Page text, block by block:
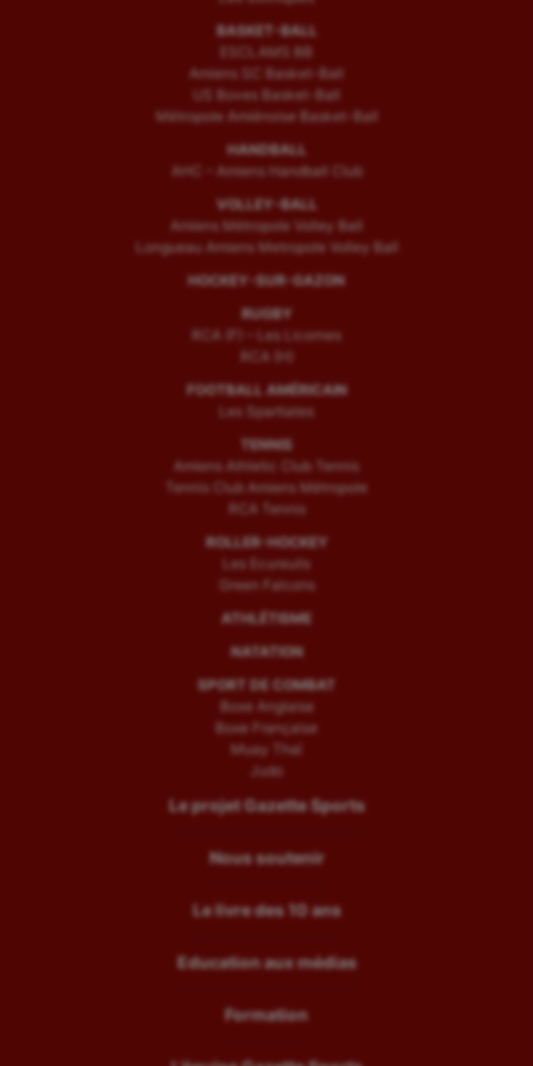
Ultimate frisbee
Wakeboard
Water-polo
BASKET-BALL
ESCLAMS BB
Amiens SC Basket-Ball
US Boves Basket-Ball
Métropole Amiénoise Basket-Ball
HANDBALL
AHC – Amiens Handball Club
VOLLEY-BALL
Amiens Métropole Volley Ball
Longueau Amiens Metropole Volley Ball
HOCKEY-SUR-GAZON
RUGBY
RCA (F) – Les Licornes
RCA (H)
FOOTBALL AMÉRICAIN
Les Spartiates
TENNIS
Amiens Athletic Club Tennis
Tennis Club Amiens Métropole
RCA Tennis
ROLLER-HOCKEY
Les Ecureuils
Green Falcons
ATHLÉTISME
NATATION
SPORT DE COMBAT
Boxe Anglaise
Boxe Française
Muay Thaï
Judo
Le projet Gazette Sports
Nous soutenir
Le livre des 10 ans
Education aux médias
Formation